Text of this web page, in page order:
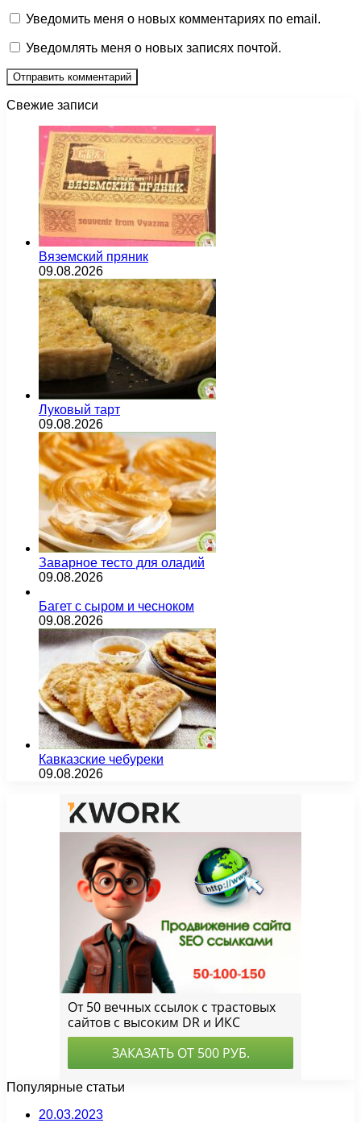
Уведомить меня о новых комментариях по email.
Уведомлять меня о новых записях почтой.
Свежие записи
Вяземский пряник
09.08.2026
Луковый тарт
09.08.2026
Заварное тесто для оладий
09.08.2026
Багет с сыром и чесноком
09.08.2026
Кавказские чебуреки
09.08.2026
Популярные статьи
20.03.2023